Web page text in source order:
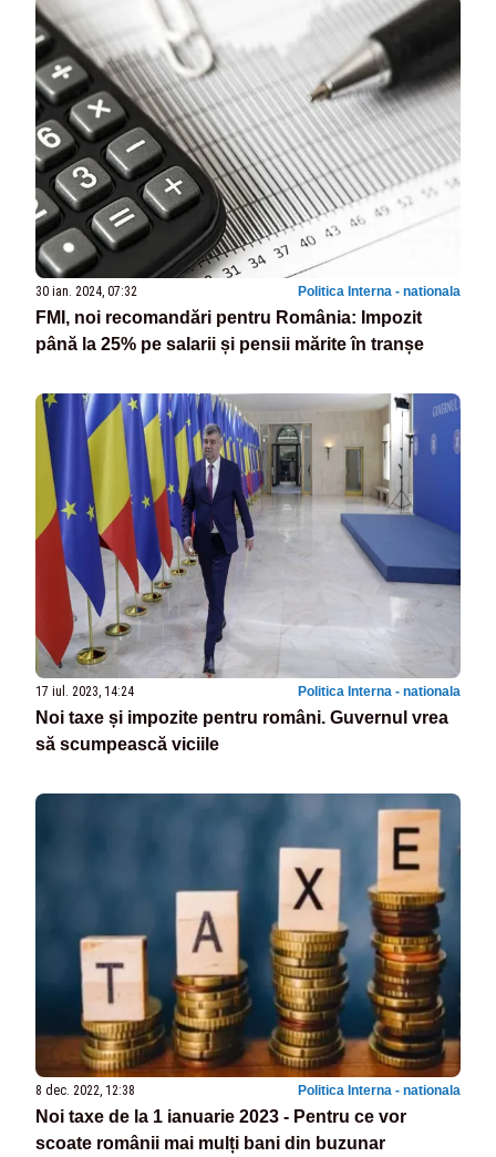
30 ian. 2024, 07:32 Politica Interna - nationala
FMI, noi recomandări pentru România: Impozit
până la 25% pe salarii și pensii mărite în tranșe
17 iul. 2023, 14:24 Politica Interna - nationala
Noi taxe și impozite pentru români. Guvernul vrea
să scumpească viciile
8 dec. 2022, 12:38 Politica Interna - nationala
Noi taxe de la 1 ianuarie 2023 - Pentru ce vor
scoate românii mai mulți bani din buzunar